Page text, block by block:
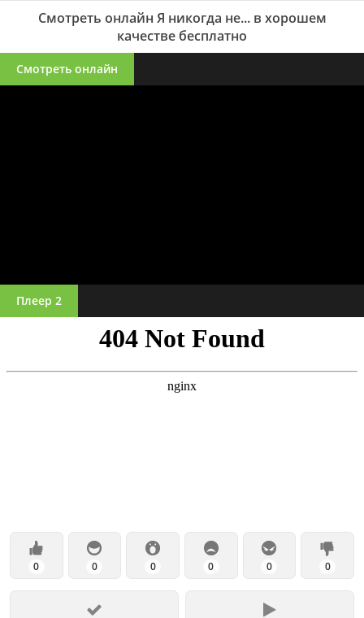
Смотреть онлайн Я никогда не... в хорошем
качестве бесплатно
Смотреть онлайн
Плеер 2
0 0 0 0 0 0